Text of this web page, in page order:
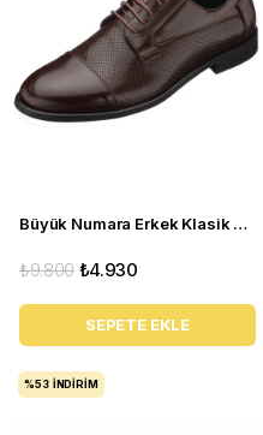
Büyük Numara Erkek Klasik Ayakkabı - NV1088 Kahverengi
₺4.930
₺9.800
SEPETE EKLE
%53 İNDIRIM